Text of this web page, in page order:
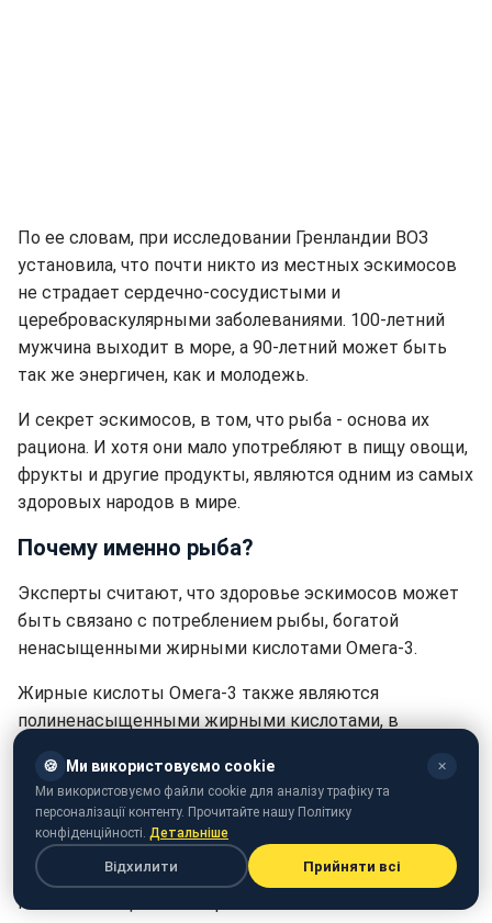
По ее словам, при исследовании Гренландии ВОЗ
установила, что почти никто из местных эскимосов
не страдает сердечно-сосудистыми и
цереброваскулярными заболеваниями. 100-летний
мужчина выходит в море, а 90-летний может быть
так же энергичен, как и молодежь.
И секрет эскимосов, в том, что рыба - основа их
рациона. И хотя они мало употребляют в пищу овощи,
фрукты и другие продукты, являются одним из самых
здоровых народов в мире.
Почему именно рыба?
Эксперты считают, что здоровье эскимосов может
быть связано с потреблением рыбы, богатой
ненасыщенными жирными кислотами Омега-3.
Жирные кислоты Омега-3 также являются
полиненасыщенными жирными кислотами, в
как лосось, сардины, тунец, сайра, сельдь, анчоусы и
так далее.
Существует два типа полезных ненасыщенных
жиров: мононенасыщенные жиры и
полиненасыщенные жиры.
🍪 Ми використовуємо cookie ✕
Ми використовуємо файли cookie для аналізу трафіку та
персоналізації контенту. Прочитайте нашу Політику
конфіденційності. Детальніше
Відхилити Прийняти всі